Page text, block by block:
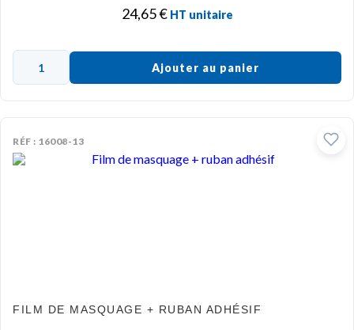
24,65€ HT unitaire
Ajouter au panier
RÉF : 16008-13
FILM DE MASQUAGE + RUBAN ADHÉSIF